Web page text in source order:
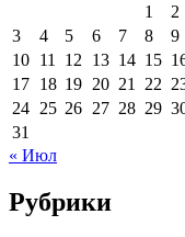
1
2
3
4 5 6 7 8
9
10 11 12 13 14 15
17 18 19 20 21 22
24 25 26 27 28 29
31
« Июл
Рубрики